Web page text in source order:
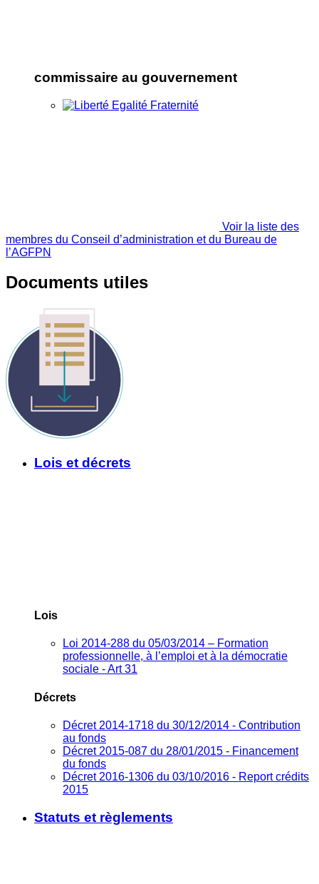
commissaire au gouvernement
Voir la liste des
membres du Conseil d’administration et du Bureau de
l’AGFPN
Documents utiles
Lois et décrets
Lois
Loi 2014-288 du 05/03/2014 – Formation
professionnelle, à l’emploi et à la démocratie
sociale - Art 31
Décrets
Décret 2014-1718 du 30/12/2014 - Contribution
au fonds
Décret 2015-087 du 28/01/2015 - Financement
du fonds
Décret 2016-1306 du 03/10/2016 - Report crédits
2015
Statuts et règlements